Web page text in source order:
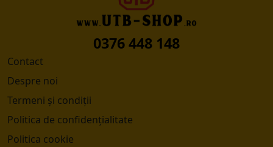
0376 448 148
Contact
Despre noi
Termeni și condiții
Politica de confidențialitate
Politica cookie